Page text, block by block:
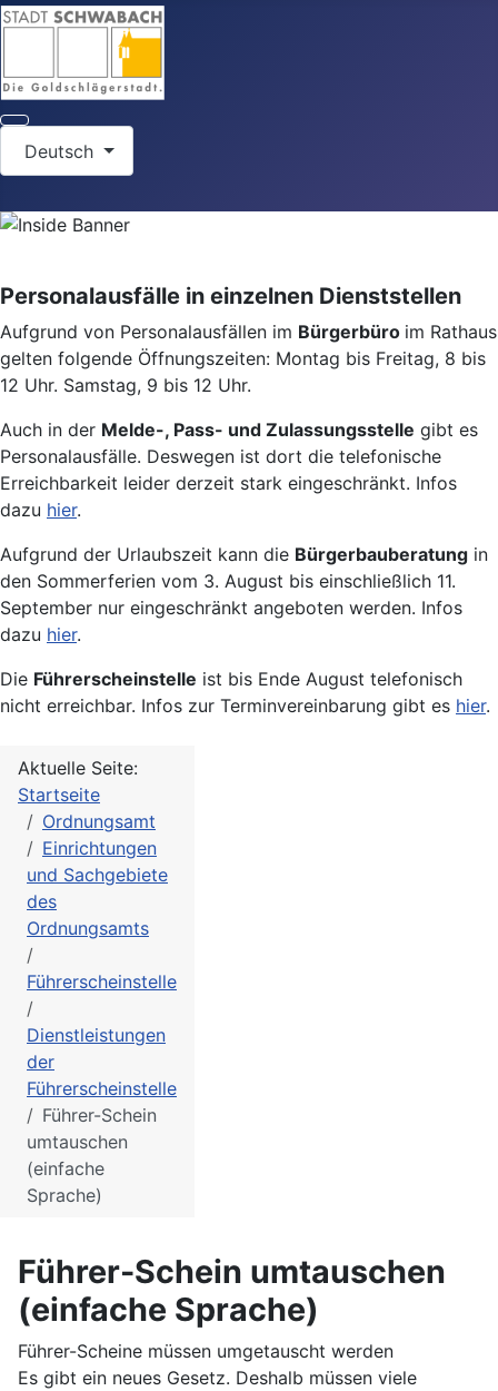
Deutsch
Personalausfälle in einzelnen Dienststellen
Aufgrund von Personalausfällen im Bürgerbüro im Rathaus
gelten folgende Öffnungszeiten: Montag bis Freitag, 8 bis
12 Uhr. Samstag, 9 bis 12 Uhr.
Auch in der Melde-, Pass- und Zulassungsstelle gibt es
Personalausfälle. Deswegen ist dort die telefonische
Erreichbarkeit leider derzeit stark eingeschränkt. Infos
dazu hier.
Aufgrund der Urlaubszeit kann die Bürgerbauberatung in
den Sommerferien vom 3. August bis einschließlich 11.
September nur eingeschränkt angeboten werden. Infos
dazu hier.
Die Führerscheinstelle ist bis Ende August telefonisch
nicht erreichbar. Infos zur Terminvereinbarung gibt es hier.
Aktuelle Seite:
Startseite
Ordnungsamt
Einrichtungen
und Sachgebiete
des
Ordnungsamts
Führerscheinstelle
Dienstleistungen
der
Führerscheinstelle
Führer-Schein
umtauschen
(einfache
Sprache)
Führer-Schein umtauschen
(einfache Sprache)
Führer-Scheine müssen umgetauscht werden
Es gibt ein neues Gesetz. Deshalb müssen viele